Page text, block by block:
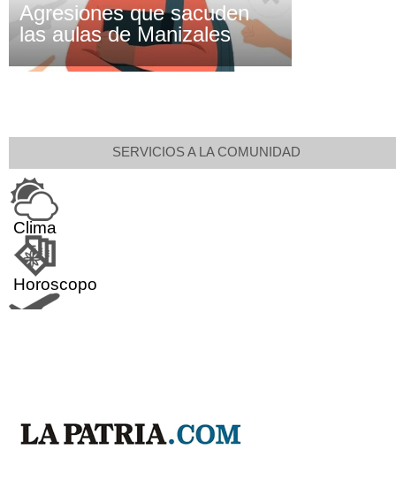
Agresiones que sacuden
las aulas de Manizales
SERVICIOS A LA COMUNIDAD
Clima
Horoscopo